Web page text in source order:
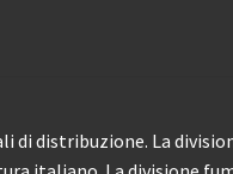
distribuzione. La